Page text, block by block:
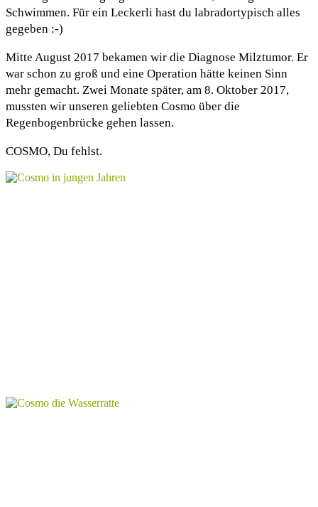
Schwimmen. Für ein Leckerli hast du labradortypisch alles
gegeben :-)
Mitte August 2017 bekamen wir die Diagnose Milztumor. Er
war schon zu groß und eine Operation hätte keinen Sinn
mehr gemacht. Zwei Monate später, am 8. Oktober 2017,
mussten wir unseren geliebten Cosmo über die
Regenbogenbrücke gehen lassen.
COSMO, Du fehlst.